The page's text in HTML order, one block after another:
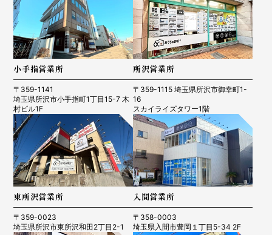
小手指営業所
〒359-1141
埼玉県所沢市小手指町1丁目15-7 木
村ビル1F
所沢営業所
〒359-1115 埼玉県所沢市御幸町1-
16
スカイライズタワー1階
東所沢営業所
〒359-0023
埼玉県所沢市東所沢和田2丁目2-1
入間営業所
〒358-0003
埼玉県入間市豊岡１丁目5-34 2F